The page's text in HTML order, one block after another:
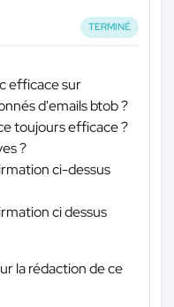
TERMINÉ
efficace sur
d'emails btob ?
toujours efficace ?
?
ci-dessus
ci dessus
la rédaction de ce